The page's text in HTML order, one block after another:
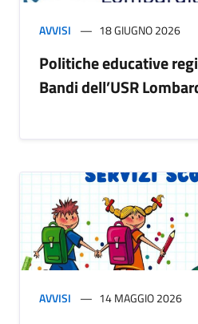
AVVISI 18 GIUGNO 2026
Politiche educative
Bandi dell’USR
AVVISI 14 MAGGIO 2026